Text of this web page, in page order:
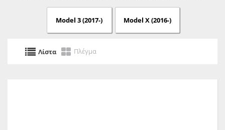
Model 3 (2017-) Model X (2016-)
Λίστα Πλέγμα